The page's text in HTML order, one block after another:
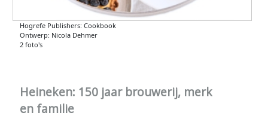
Hogrefe Publishers: Cookbook
Ontwerp: Nicola Dehmer
2 foto's
Heineken: 150 jaar brouwerij, merk
en familie